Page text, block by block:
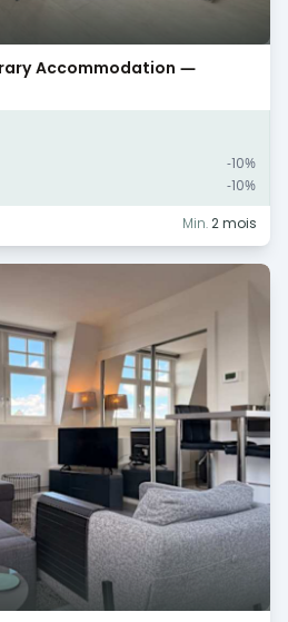
Accommodation —
-10%
-10%
Min.2 mois